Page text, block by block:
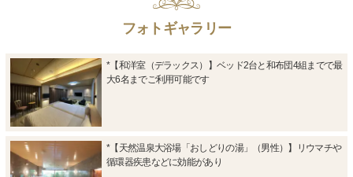
フォトギャラリー
*【和洋室（デラックス）】ベッド2台と和布団4組までで最
大6名までご利用可能です
*【天然温泉大浴場「おしどりの湯」（男性）】リウマチや
循環器疾患などに効能があり